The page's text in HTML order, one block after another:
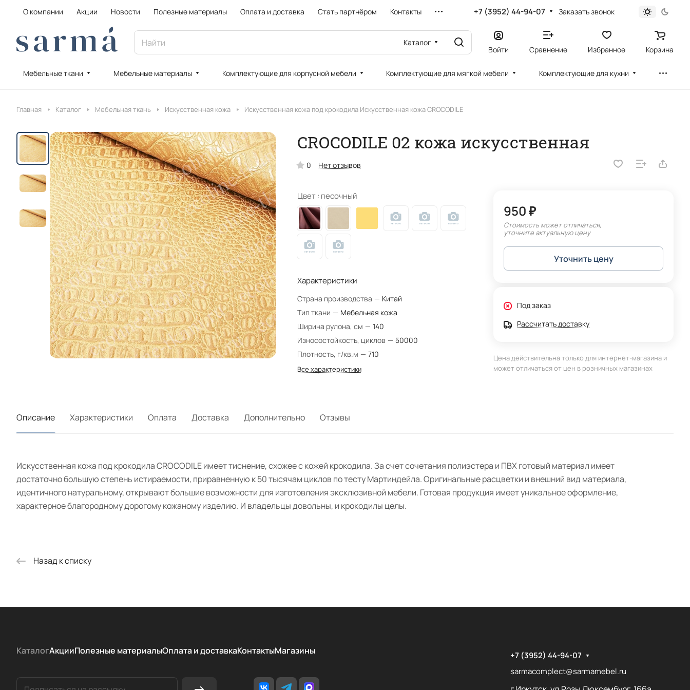
О компании Акции Новости Полезные материалы Оплата и доставка Стать партнёром Контакты +7 (3952) 44-94-07 Заказать звонок
Каталог
Войти Сравнение Избранное Корзина
Мебельные ткани Мебельные материалы Комплектующие для корпусной мебели Комплектующие для мягкой мебели Комплектующие для кухни
Главная Каталог Мебельная ткань Искусственная кожа Искусственная кожа под крокодила Искусственная кожа CROCODILE
CROCODILE 02 кожа искусственная
0 Нет отзывов
Цвет : песочный
Характеристики
Страна производства — Китай
Тип ткани — Мебельная кожа
Ширина рулона, см — 140
Износостойкость, циклов — 50000
Плотность, г/кв.м — 710
Все характеристики
950 ₽
Стоимость может отличаться,
уточните актуальную цену
Уточнить цену
Под заказ
Рассчитать доставку
Цена действительна только для интернет-магазина и
может отличаться от цен в розничных магазинах
Описание Характеристики Оплата Доставка Дополнительно Отзывы
Искусственная кожа под крокодила CROCODILE имеет тиснение, схожее с кожей крокодила. За счет сочетания полиэстера и ПВХ готовый материал имеет
достаточно большую степень истираемости, приравненную к 50 тысячам циклов по тесту Мартиндейла. Оригинальные расцветки и внешний вид материала,
идентичного натуральному, открывают большие возможности для изготовления эксклюзивной мебели. Готовая продукция имеет уникальное оформление,
характерное благородному дорогому кожаному изделию. И владельцы довольны, и крокодилы целы.
Назад к списку
КаталогАкцииПолезные материалыОплата и доставкаКонтактыМагазины
+7 (3952) 44-94-07
sarmacomplect@sarmamebel.ru